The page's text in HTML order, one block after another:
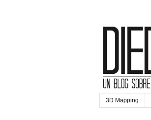
3D Mapping